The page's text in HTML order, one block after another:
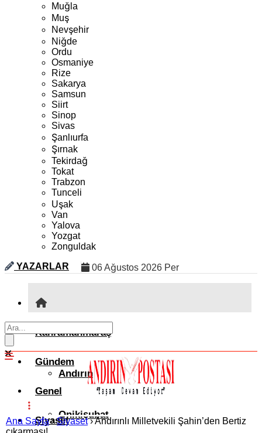
Muğla
Muş
Nevşehir
Niğde
Ordu
Osmaniye
Rize
Sakarya
Samsun
Siirt
Sinop
Sivas
Şanlıurfa
Şırnak
Tekirdağ
Tokat
Trabzon
Tunceli
Uşak
Van
Yalova
Yozgat
Zonguldak
YAZARLAR
06 Ağustos 2026 Per
Kahramanmaraş
Andırın
Onikişubat
Gündem
Genel
Siyaset
Ana Sayfa›Siyaset›Andırınlı Milletvekili Şahin’den Bertiz